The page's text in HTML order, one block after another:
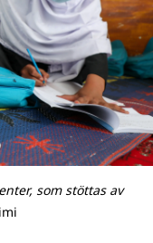
som stöttas av